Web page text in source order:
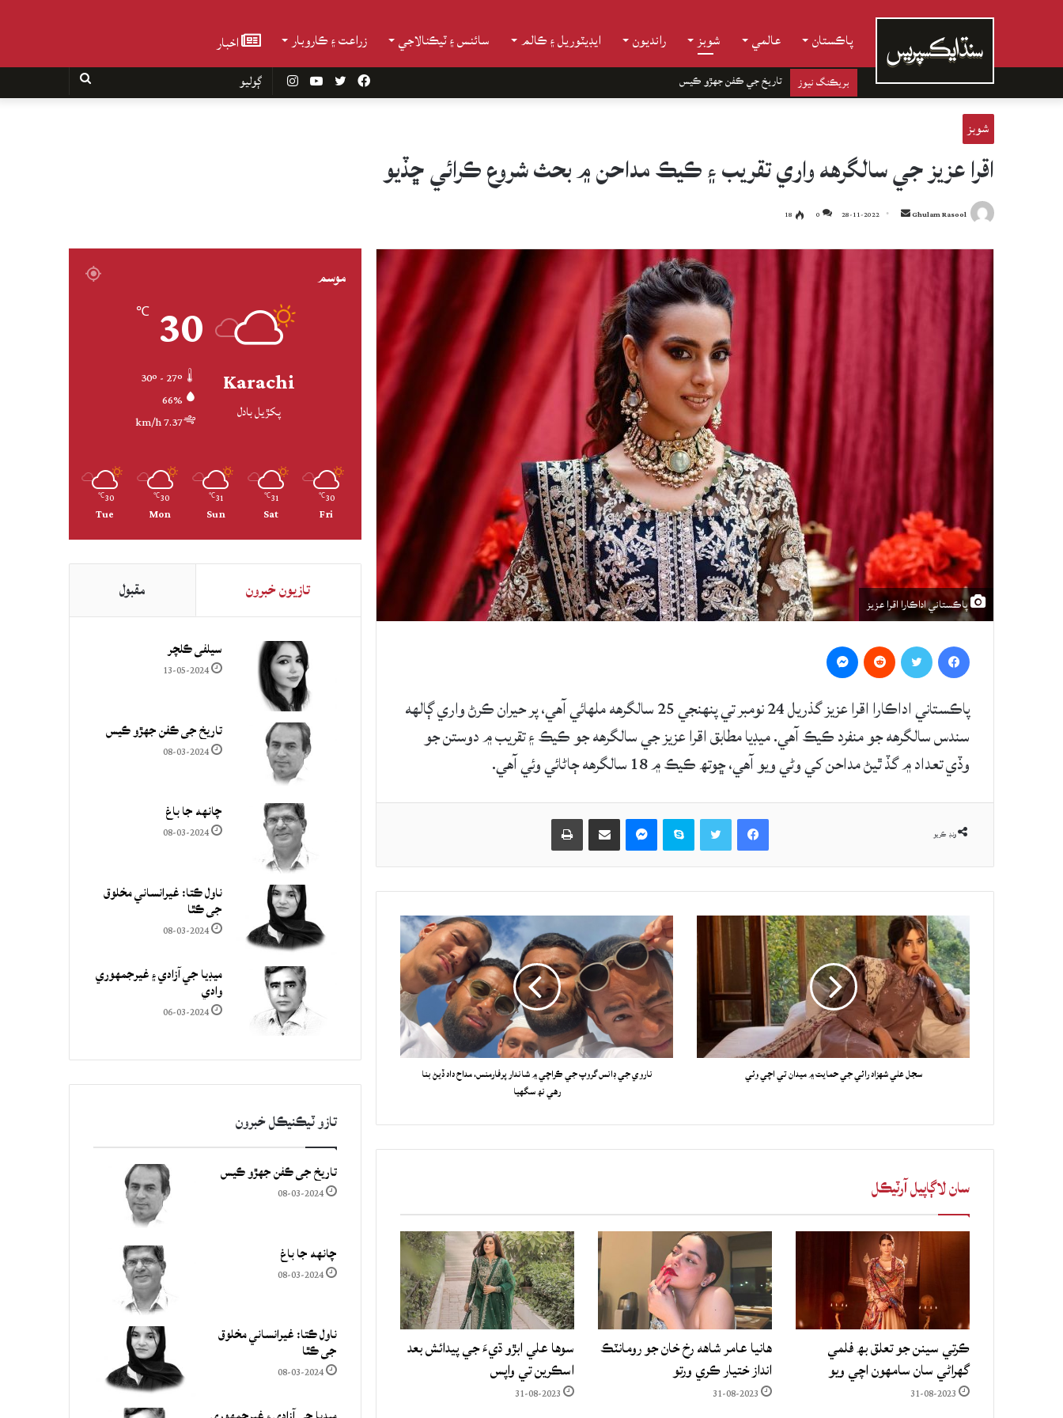
پاڪستان عالمي شوبز رانديون ايڊيٽوريل ۽ ڪالم سائنس ۽ ٽيڪنالاجي زراعت ۽ ڪاروبار اخبار
بريڪنگ نيوز تاريخ جي ڪفن جھڙو ڪيس InstagramYouTube Twitter
Facebook
شوبز
اقرا عزيز جي سالگرهه واري تقريب ۽ ڪيڪ مداحن ۾ بحث شروع ڪرائي ڇڏيو
Ghulam Rasool
Send
email
28-11-2022
0
18
پاڪستاني اداڪارا اقرا عزيز
پاڪستاني اداڪارا اقرا عزيز گذريل 24 نومبر تي پنهنجي 25 سالگرهه ملهائي آهي، پر حيران ڪرڻ واري ڳالهه
سندس سالگرهه جو منفرد ڪيڪ آهي. ميڊيا مطابق اقرا عزيز جي سالگرهه جو ڪيڪ ۽ تقريب ۾ دوستن جو
وڏي تعداد ۾ گڏ ٿيڻ مداحن کي وڻي ويو آهي، ڇوتھ ڪيڪ ۾ 18 سالگرهه ڄاڻائي وئي آهي.
ونڊ ڪريو
Facebook
Skype حصيداري ڪريو اي ميل ذريعي
سجل علي شهزاد رائي جي حمايت ۾ ميدان تي اچي وئي
ناروي جي ڊانس گروپ جي ڪراچي ۾ شاندار پرفارمنس، مداح داد ڏيڻ بنا
رهي نھ سگهيا
سان لاڳاپيل آرٽيڪل
ڪرتي سينن جو تعلق بھ فلمي
گهراڻي سان سامهون اچي ويو
31-08-2023
هانيا عامر شاهه رخ خان جو رومانٽڪ
انداز ختيار ڪري ورتو
31-08-2023
سوها علي ابڙو ڌيءَ جي پيدائش بعد
اسڪرين تي واپس
31-08-2023
موسم
Karachi
پکڙيل بادل
30
℃
66%
7.37 km/h
30
℃
Fri
31
℃
Sat
31
℃
Sun
30
℃
Mon
30
℃
Tue
تازيون خبرون مقبول
سيلفي ڪلچر
13-05-2024
تاريخ جي ڪفن جھڙو ڪيس
08-03-2024
چانهه جا باغ
08-03-2024
ناول ڪتا: غيرانساني مخلوق
جي ڪٿا
08-03-2024
ميڊيا جي آزادي ۽ غيرجمھوري
وادي
06-03-2024
تازو ٽيڪنيڪل خبرون
تاريخ جي ڪفن جھڙو ڪيس
08-03-2024
چانهه جا باغ
08-03-2024
ناول ڪتا: غيرانساني مخلوق
جي ڪٿا
08-03-2024